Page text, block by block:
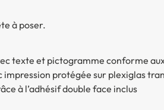
à poser.
texte et pictogramme conforme aux
impression protégée sur plexiglas
à l’adhésif double face inclus